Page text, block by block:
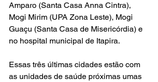
Amparo (Santa Casa Anna Cintra),
Mogi Mirim (UPA Zona Leste), Mogi
Guaçu (Santa Casa de Misericórdia) e
no hospital municipal de Itapira.
Essas três últimas cidades estão com
as unidades de saúde próximas umas